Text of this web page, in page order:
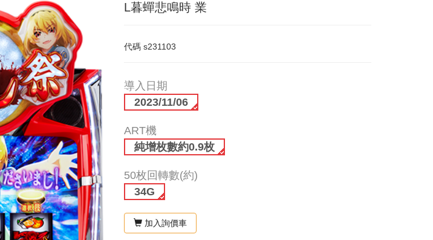
L暮蟬悲鳴時 業
代碼s231103
導入日期
2023/11/06
ART機
純增枚數約0.9枚
50枚回轉數(約)
34G
加入詢價車